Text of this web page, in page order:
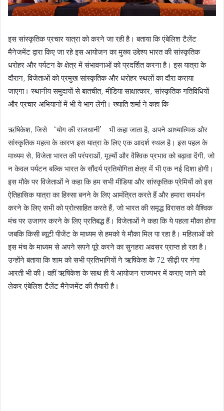
इस सांस्कृतिक प्रचार यात्रा को करने जा रही है। बताया कि एंबेलिश टैलेंट
मैनेजमेंट द्वारा किए जा रहे इस आयोजन का मुख्य उद्देश्य भारत की सांस्कृतिक
धरोहर और पर्यटन के क्षेत्र में संभावनाओं को प्रदर्शित करना है। इस यात्रा के
दौरान, विजेताओं को प्रमुख सांस्कृतिक और धरोहर स्थलों का दौरा कराया
जाएगा। स्थानीय समुदायों से बातचीत, मीडिया साक्षात्कार, सांस्कृतिक गतिविधियों
और प्रचार अभियानों में भी ये भाग लेंगी। ख्याति शर्मा ने कहा कि
ऋषिकेश, जिसे ‘योग की राजधानी’ भी कहा जाता है, अपने आध्यात्मिक और
सांस्कृतिक महत्व के कारण इस यात्रा के लिए एक आदर्श स्थल है। इस पहल के
माध्यम से, विजेता भारत की परंपराओं, मूल्यों और वैश्विक प्रभाव को बढ़ावा देंगी, जो
न केवल पर्यटन बल्कि भारत के सौंदर्य प्रतियोगिता क्षेत्र में भी एक नई दिशा होगी।
इस मौके पर विजेताओं ने कहा कि हम सभी मीडिया और सांस्कृतिक प्रेमियों को इस
ऐतिहासिक यात्रा का हिस्सा बनने के लिए आमंत्रित करते हैं और हमारा समर्थन
करने के लिए सभी को प्रोत्साहित करते हैं, जो भारत की समृद्ध विरासत को वैश्विक
मंच पर उजागर करने के लिए प्रतिबद्ध हैं। विजेताओं ने कहा कि ये पहला मौका होगा
जबकि किसी ब्यूटी पीजेंट के माध्यम से हमको ये मौका मिल पा रहा है। महिलाओं को
इस मंच के माध्यम से अपने सपने पूरे करने का सुनहरा अवसर प्राप्त हो रहा है।
उन्होंने बताया कि शाम को सभी प्रतिभागियों ने ऋषिकेश के 72 सीढ़ी पर गंगा
आरती भी की। वहीं ऋषिकेश के साथ ही ये आयोजन राज्यभर में कराए जाने को
लेकर एंबेलिश टैलेंट मैनेजमेंट की तैयारी है।